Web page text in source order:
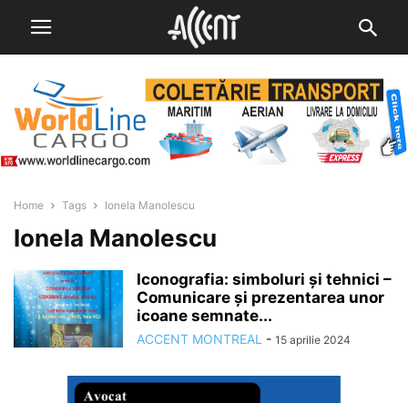
Home Tags Ionela Manolescu
Ionela Manolescu
Iconografia: simboluri și tehnici –
Comunicare și prezentarea unor
icoane semnate...
ACCENT MONTREAL - 15 aprilie 2024